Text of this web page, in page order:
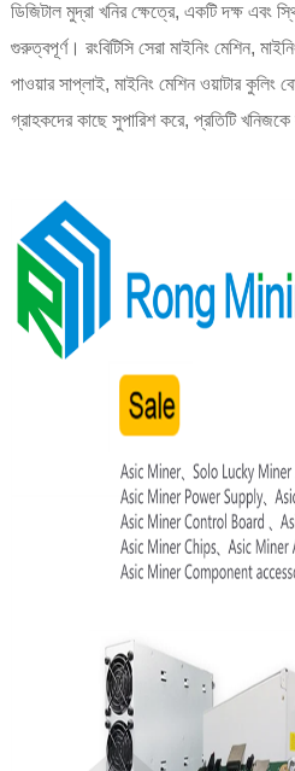
ডিজিটাল মুদ্রা খনির ক্ষেত্রে, একটি দক্ষ এবং
গুরুত্বপূর্ণ। রংবিটিসি সেরা মাইনিং মেশিন,
পাওয়ার সাপ্লাই, মাইনিং মেশিন ওয়াটার কুলিং
গ্রাহকদের কাছে সুপারিশ করে, প্রতিটি